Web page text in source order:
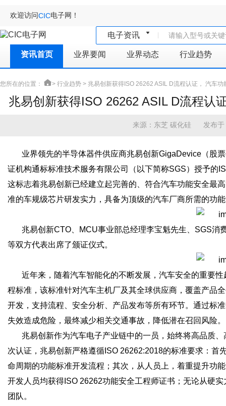
欢迎访问CIC电子网！
电子资讯
资讯首页 业界要闻 业界动态 行业趋势
您所在的位置： > 行业趋势 > 兆易创新获得ISO 26262 ASIL D流程认证， 汽车
兆易创新获得ISO 26262 ASIL D流程认
来源：东芝 碳化硅 发布于
业界领先的半导体器件供应商兆易创新GigaDevice（股
证机构通标标准技术服务有限公司（以下简称SGS）授予的
这标志着兆易创新已经建立起完善的、符合汽车功能安全最
准的车规级芯片研发实力，具备为顶级的汽车厂商所需的功
兆易创新CTO、MCU事业部总经理李宝魁先生、SGS消
等双方代表出席了颁证仪式。
近年来，随着汽车智能化的不断发展，汽车安全的重要
程标准，该标准针对汽车主机厂及其全球供应商，覆盖产品
开发，支持流程、安全分析、产品发布等所有环节。通过标
失效造成危险，最终减少相关交通事故，降低潜在召回风险。
兆易创新作为汽车电子产业链中的一员，始终将高品质
次认证，兆易创新严格遵循ISO 26262:2018的标准要求：
命周期的功能标准开发流程；其次，从人员上，着重提升功
开发人员均获得ISO 26262功能安全工程师证书；无论从硬
团队。